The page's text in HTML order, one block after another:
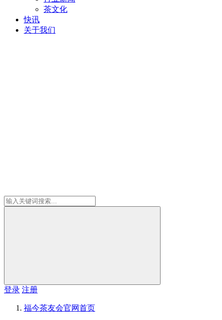
茶文化
快讯
关于我们
登录 注册
福今茶友会官网首页